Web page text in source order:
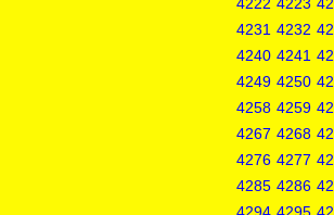
4231 4232
4240 4241
4249 4250
4258 4259
4267 4268
4276 4277
4285 4286